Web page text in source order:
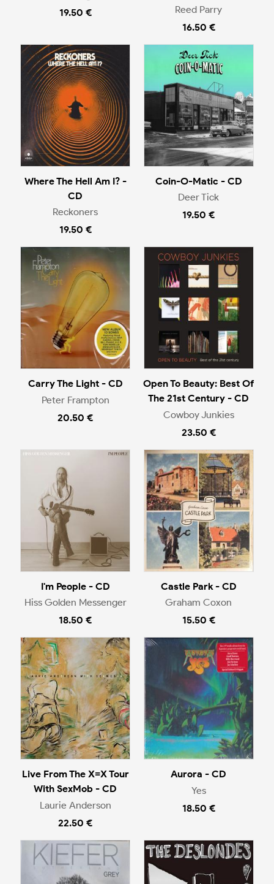
19.50 €
Reed Parry
16.50 €
Where The Hell Am I? -
CD
Reckoners
19.50 €
Coin-O-Matic - CD
Deer Tick
19.50 €
Carry The Light - CD
Peter Frampton
20.50 €
Open To Beauty: Best Of
The 21st Century - CD
Cowboy Junkies
23.50 €
I'm People - CD
Hiss Golden Messenger
18.50 €
Castle Park - CD
Graham Coxon
15.50 €
Live From The X=X Tour
With SexMob - CD
Laurie Anderson
22.50 €
Aurora - CD
Yes
18.50 €